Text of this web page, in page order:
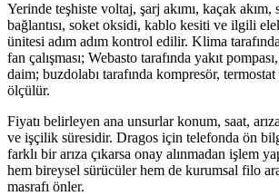
Yerinde teşhiste voltaj, şarj akımı, kaçak akım,
bağlantısı, soket oksidi, kablo kesiti ve ilgili
ünitesi adım adım kontrol edilir. Klima
fan çalışması; Webasto tarafında yakıt
daim; buzdolabı tarafında kompresör,
ölçülür.
Fiyatı belirleyen ana unsurlar konum, saat,
ve işçilik süresidir. Dragos için telefonda ön
farklı bir arıza çıkarsa onay alınmadan işlem
hem bireysel sürücüler hem de kurumsal filo
masrafı önler.